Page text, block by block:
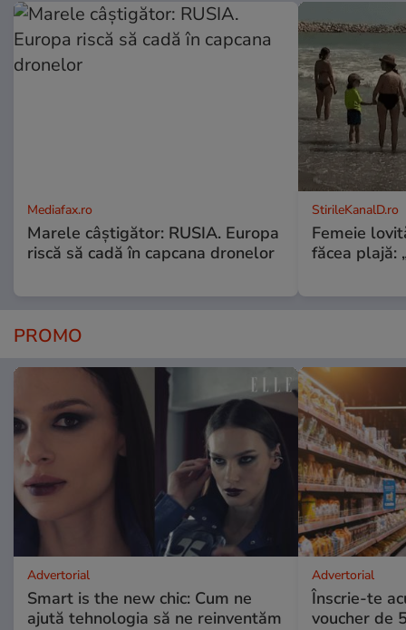
Mediafax.ro
Marele câștigător: RUSIA. Europa
riscă să cadă în capcana dronelor
StirileKanalD.ro
Femeie
făcea plajă:
PROMO
Advertorial
Smart is the new chic: Cum ne
ajută tehnologia să ne reinventăm
Advertorial
Înscrie-te
voucher de